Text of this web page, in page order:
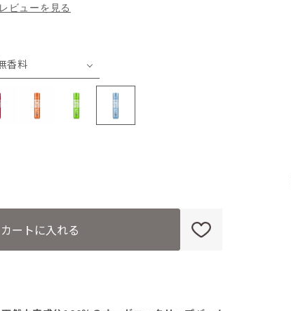
レビューを見る
香料
カートに入れる